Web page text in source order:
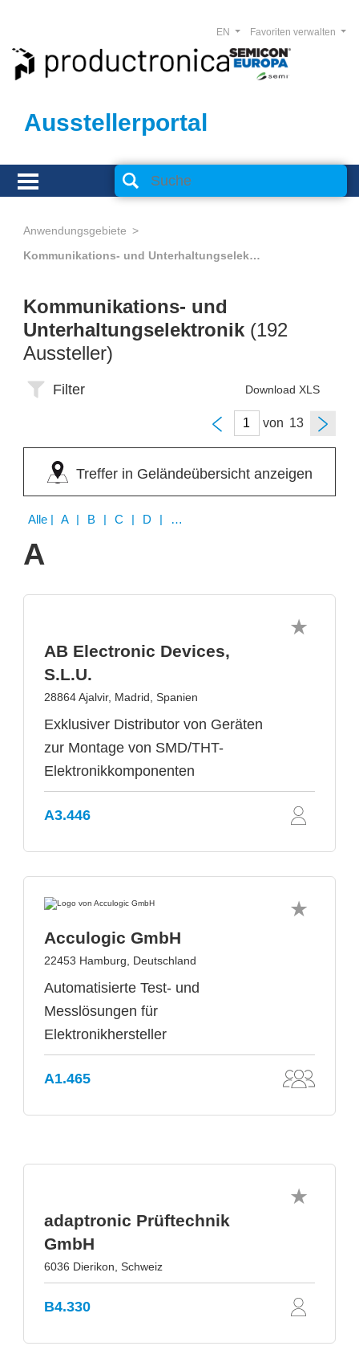
Ausstellerportal
Favoriten verwalten
EN
Anwendungsgebiete
Kommunikations- und Unterhaltungselektronik
Kommunikations- und
Unterhaltungselektronik (192
Aussteller)
Filter Download XLS
von
Treffer in Geländeübersicht anzeigen
Alle | A | B | C | D | E | F | G | H | I | J | K | L | M | N | O | P | Q | R | S | T | U | V | W | Y | Z
A
AB Electronic Devices,
S.L.U.
28864 Ajalvir, Madrid, Spanien
Exklusiver Distributor von Geräten
zur Montage von SMD/THT-
Elektronikkomponenten
A3.446
Acculogic GmbH
22453 Hamburg, Deutschland
Automatisierte Test- und
Messlösungen für
Elektronikhersteller
A1.465
adaptronic Prüftechnik
GmbH
6036 Dierikon, Schweiz
B4.330